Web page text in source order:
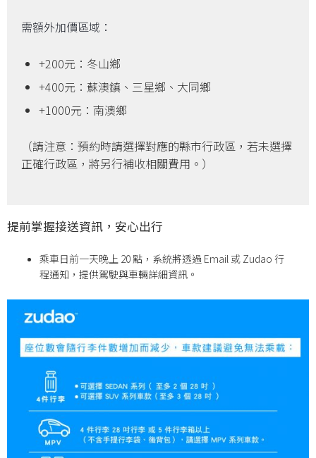
需額外加價區域：
+200元：冬山鄉
+400元：蘇澳鎮、三星鄉、大同鄉
+1000元：南澳鄉
（請注意：預約時請選擇對應的縣市行政區，若未選擇
正確行政區，將另行補收相關費用。）
提前掌握接送資訊，安心出行
乘車日前一天晚上 20 點，系統將透過 Email 或 Zudao 行
程通知，提供駕駛與車輛詳細資訊。